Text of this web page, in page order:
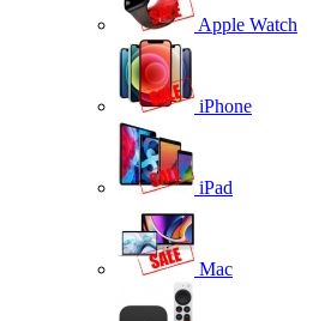
Apple Watch
iPhone
iPad
Mac